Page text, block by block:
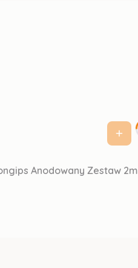
Anodowany Zestaw 2m